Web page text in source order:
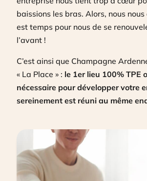
baissions les bras. Alors, nous
est temps pour nous de se
l’avant !
C’est ainsi que Champagne
« La Place » : le 1er lieu 100% TPE
nécessaire pour développer votre
sereinement est réuni au même